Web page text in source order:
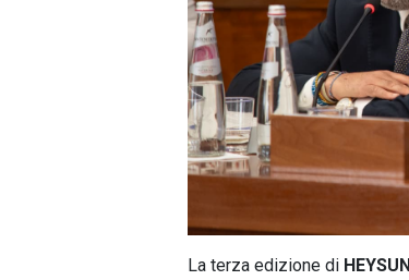
La terza edizione di HEYSUN